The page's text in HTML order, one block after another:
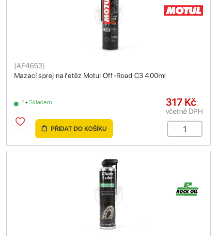
Mazací sprej na řetěz Motul Off-Road C3 400ml
(AF4653)
4+ Skladem 317 Kč
včetně DPH
PŘIDAT DO KOŠÍKU